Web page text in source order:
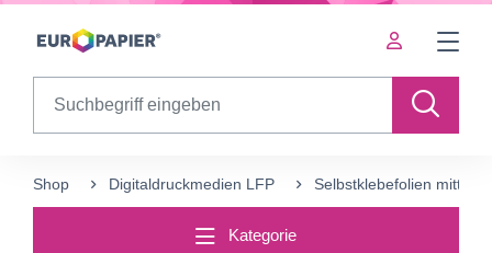
Table Of Content
Ergänzende Produkte
Shop Digitaldruckmedien LFP Selbstklebefolien
Kategorie